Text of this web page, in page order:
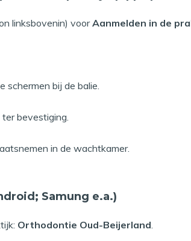
linksbovenin) voorAanmelden in de
schermen bij de balie.
bevestiging.
in de wachtkamer.
Samung e.a.)
Orthodontie Oud-Beijerland.